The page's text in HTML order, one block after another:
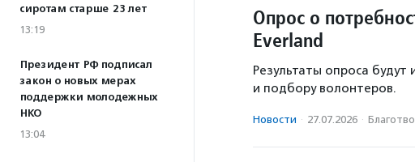
сиротам старше 23 лет
13:19
Президент РФ подписал
закон о новых мерах
поддержки молодежных
НКО
13:04
Опрос о
Everland
Результаты опроса
и подбору волонтеров.
Новости · 27.07.2026 ·